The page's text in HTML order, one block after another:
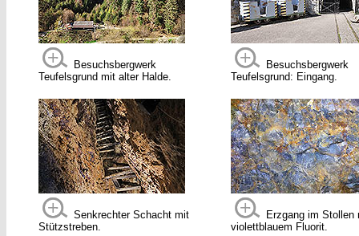
Besuchsbergwerk
Teufelsgrund mit alter Halde.
Besuchsbergwerk
Teufelsgrund: Eingang.
Senkrechter Schacht mit
Stützstreben.
Erzgang im Stollen
violettblauem Fluorit.